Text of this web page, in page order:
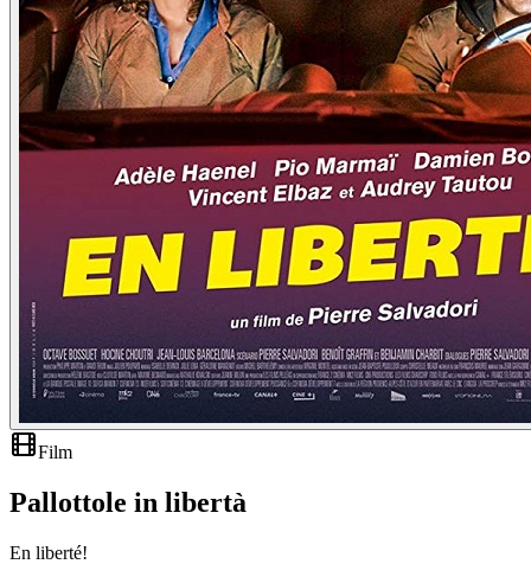
Film
Pallottole in libertà
En liberté!